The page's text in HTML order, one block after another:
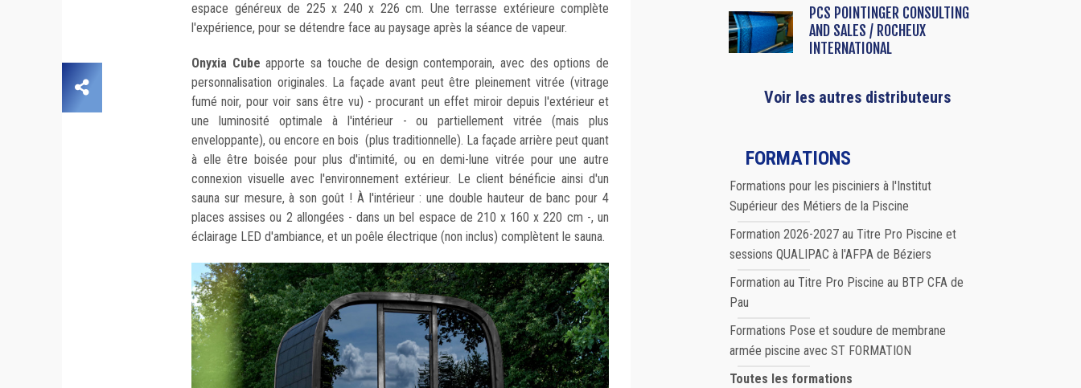
espace généreux de 225 x 240 x 226 cm. Une terrasse extérieure complète
l'expérience, pour se détendre face au paysage après la séance de vapeur.
Onyxia Cubeapporte sa touche de design contemporain, avec des options de
personnalisation originales. La façade avant peut être pleinement vitrée (vitrage
fumé noir, pour voir sans être vu) - procurant un effet miroir depuis l'extérieur et
une luminosité optimale à l'intérieur - ou partiellement vitrée (mais plus
enveloppante), ou encore en bois (plus traditionnelle). La façade arrière peut quant
à elle être boisée pour plus d'intimité, ou en demi-lune vitrée pour une autre
connexion visuelle avec l'environnement extérieur. Le client bénéficie ainsi d'un
sauna sur mesure, à son goût ! À l'intérieur : une double hauteur de banc pour 4
places assises ou 2 allongées - dans un bel espace de 210 x 160 x 220 cm -, un
éclairage LED d'ambiance, et un poêle électrique (non inclus) complètent le sauna.
PCS POINTINGER CONSULTING
AND SALES / ROCHEUX
INTERNATIONAL
Voir les autres distributeurs
FORMATIONS
Formations pour les pisciniers à l'Institut
Supérieur des Métiers de la Piscine
Formation 2026-2027 au Titre Pro Piscine et
sessions QUALIPAC à l'AFPA de Béziers
Formation au Titre Pro Piscine au BTP CFA de
Pau
Formations Pose et soudure de membrane
armée piscine avec ST FORMATION
Toutes les formations